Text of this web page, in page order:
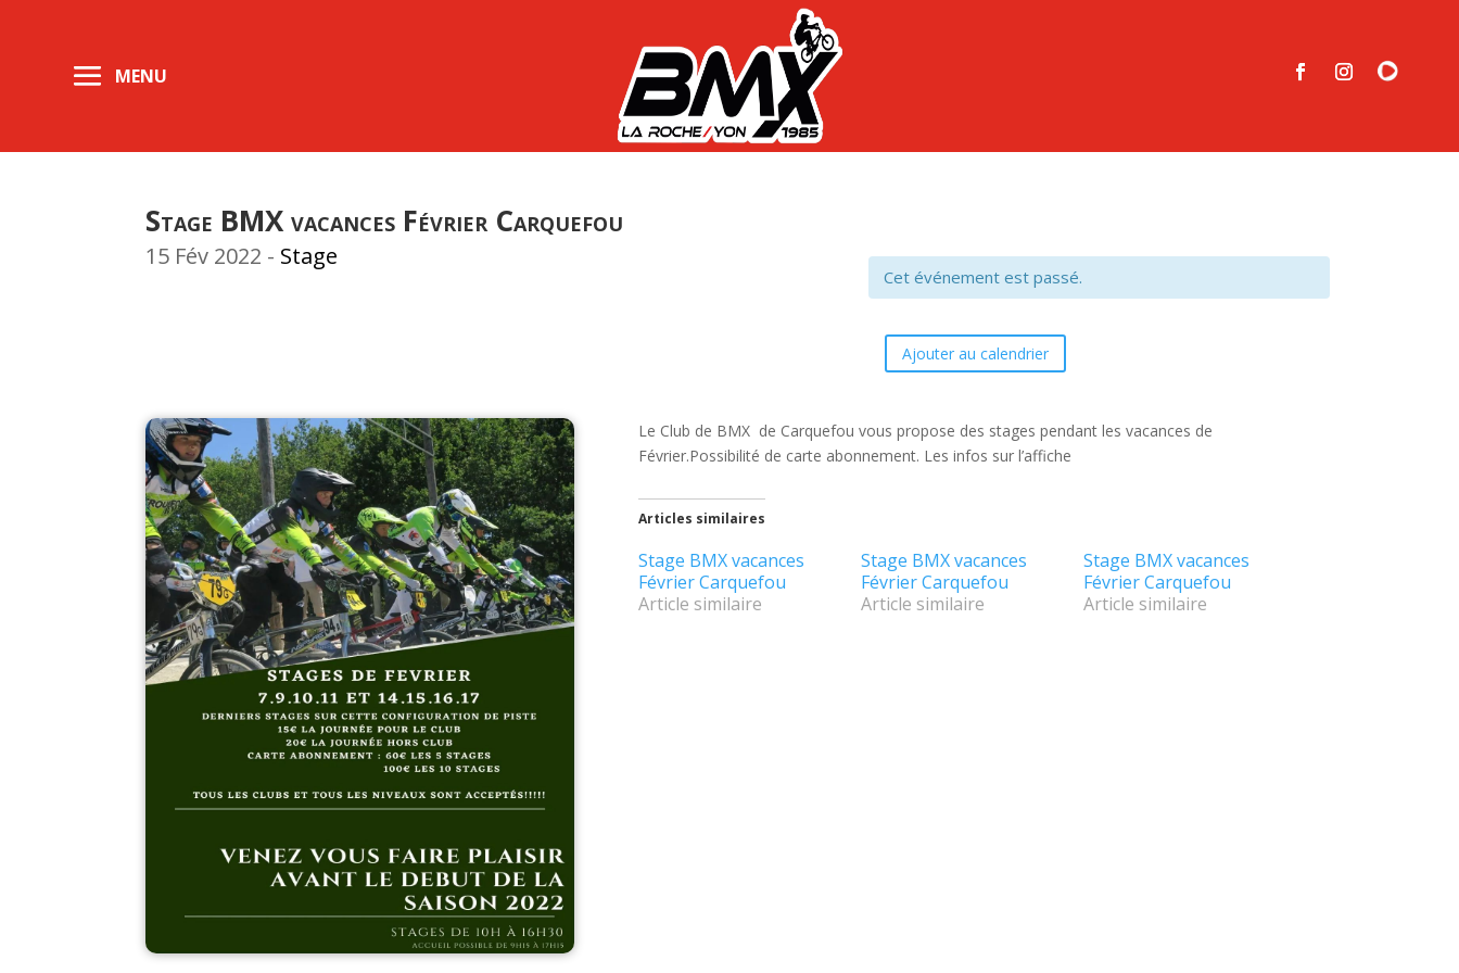
Stage BMX vacances Février Carquefou
15 Fév 2022 - Stage
Cet événement est passé.
Ajouter au calendrier
Le Club de BMX de Carquefou vous propose des stages pendant les vacances de
Février.Possibilité de carte abonnement. Les infos sur l’affiche
Articles similaires
Stage BMX vacances
Février Carquefou
Article similaire
Stage BMX vacances
Février Carquefou
Article similaire
Stage BMX vacances
Février Carquefou
Article similaire